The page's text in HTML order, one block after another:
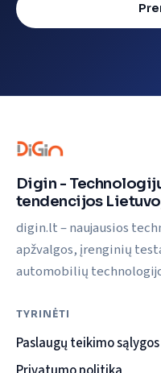
Digin -
tendencijos
digin.lt – naujausios
apžvalgos, įrenginių
automobilių
TYRINĖTI
Paslaugų teikimo sąlygos